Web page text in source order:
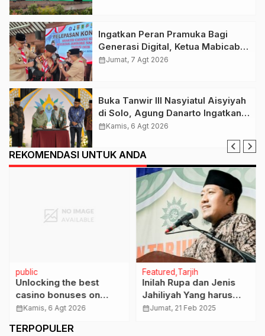
Ingatkan Peran Pramuka Bagi
Generasi Digital, Ketua Mabicab
Gerakan Pramuka Klaten Lepas
calendar_monthJumat, 7 Agt 2026
Buka Tanwir III Nasyiatul Aisyiyah
di Solo, Agung Danarto Ingatkan
Tigal Hal Ini Untuk Para Kader NA
calendar_monthKamis, 6 Agt 2026
REKOMENDASI UNTUK ANDA
public
Unlocking the best
casino bonuses on
Online Pokies NZ: tips
calendar_monthKamis, 6 Agt 2026
Featured Tarjih
Inilah Rupa dan Jenis
Jahiliyah Yang harus
Dihindari dalam Al-
calendar_monthJumat, 21 Feb 2025
TERPOPULER